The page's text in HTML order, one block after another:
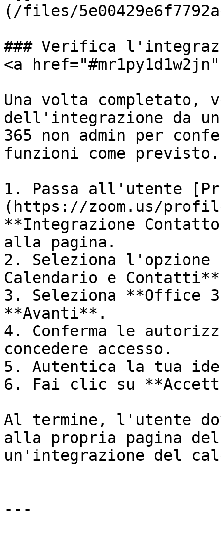
(/files/
### Verifica
<a
Una volta completato,
dell'integrazione da un
365 non admin per
funzioni come previsto.
1. Passa all'utente
(https://zoom.us/
**Integrazione
alla pagina.
2. Seleziona
Calendario e
3. Seleziona **Office
**Avanti**.
4. Conferma le
concedere accesso.
5. Autentica la tua
6. Fai clic su
Al termine, l'utente
alla propria pagina
un'integrazione del
---